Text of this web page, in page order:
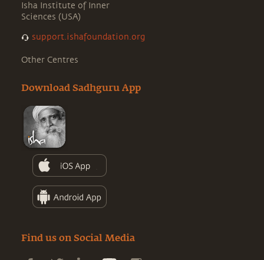
Isha Institute of Inner
Sciences (USA)
support.ishafoundation.org
Other Centres
Download Sadhguru App
Find us on Social Media